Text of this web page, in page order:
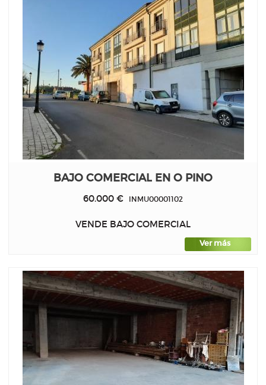
BAJO COMERCIAL EN O PINO
60.000 € INMU00001102
VENDE BAJO COMERCIAL
Ver más